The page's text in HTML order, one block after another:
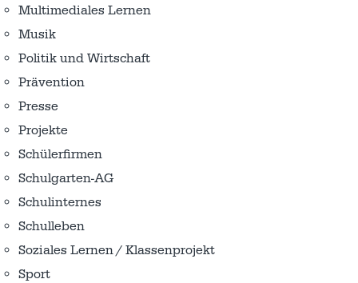
Multimediales Lernen
Musik
Politik und Wirtschaft
Prävention
Presse
Projekte
Schülerfirmen
Schulgarten-AG
Schulinternes
Schulleben
Soziales Lernen / Klassenprojekt
Sport